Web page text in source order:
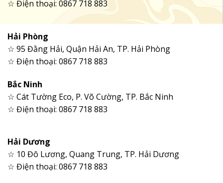
☆ Điện thoại: 0867 718 883
Hải Phòng
☆ 95 Đằng Hải, Quận Hải An, TP. Hải Phòng
☆ Điện thoại: 0867 718 883
Bắc Ninh
☆ Cát Tường Eco, P. Võ Cường, TP. Bắc Ninh
☆ Điện thoại: 0867 718 883
Hải Dương
☆ 10 Đô Lương, Quang Trung, TP. Hải Dương
☆ Điện thoại: 0867 718 883